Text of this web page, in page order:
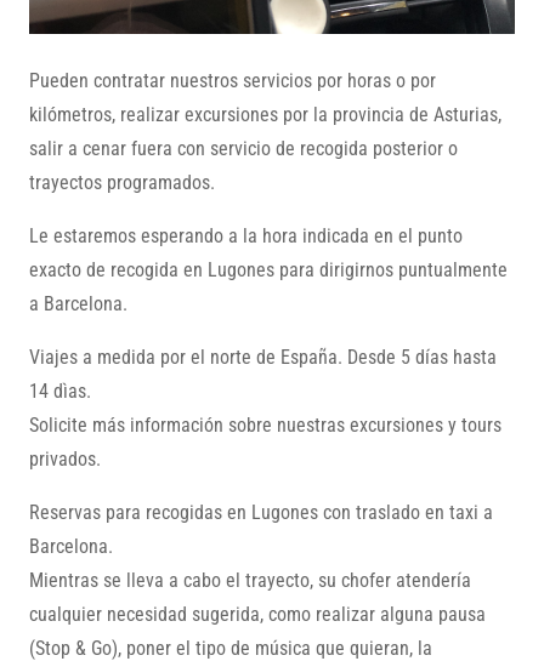
Pueden contratar nuestros servicios por horas o por
kilómetros, realizar excursiones por la provincia de Asturias,
salir a cenar fuera con servicio de recogida posterior o
trayectos programados.
Le estaremos esperando a la hora indicada en el punto
exacto de recogida en Lugones para dirigirnos puntualmente
a Barcelona.
Viajes a medida por el norte de España. Desde 5 días hasta
14 dìas.
Solicite más información sobre nuestras excursiones y tours
privados.
Reservas para recogidas en Lugones con traslado en taxi a
Barcelona.
Mientras se lleva a cabo el trayecto, su chofer atendería
cualquier necesidad sugerida, como realizar alguna pausa
(Stop & Go), poner el tipo de música que quieran, la